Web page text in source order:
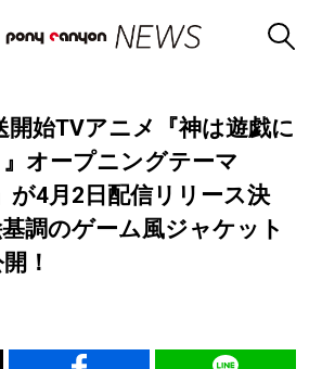
開始TVアニメ『神は遊戯に
オープニングテーマ
が4月2日配信リリース決
調のゲーム風ジャケット
！